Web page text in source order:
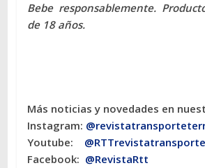
Bebe responsablemente.
de 18 años.
Más noticias y novedades en
Instagram:
Youtube:
Facebook: @RevistaRtt